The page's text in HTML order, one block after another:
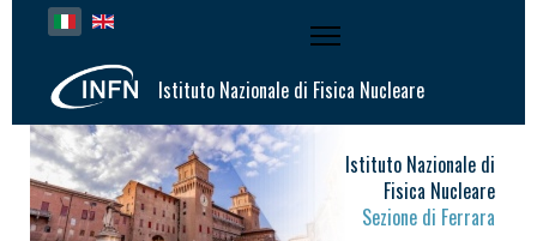
Seleziona la tua lingua
Istituto Nazionale di Fisica Nucleare
Istituto Nazionale di
Fisica Nucleare
Sezione di Ferrara